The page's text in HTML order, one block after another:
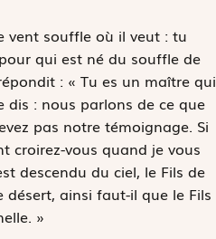
vent souffle où il veut : tu
qui est né du souffle de
: « Tu es un maître qui
dis : nous parlons de ce que
pas notre témoignage. Si
croirez-vous quand je vous
descendu du ciel, le Fils de
désert, ainsi faut-il que le Fils
»